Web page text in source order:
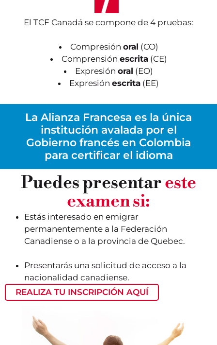
El TCF Canadá se compone de 4 pruebas:
Compresión oral (CO)
Comprensión escrita(CE)
Expresión oral (EO)
Expresión escrita (EE)
La Alianza Francesa es la única
institución avalada por el
Gobierno francés en Colombia
para certificar el idioma
Puedes presentareste
examen si:
Estás interesado en emigrar
permanentemente a la Federación
Canadiense o a la provincia de Quebec.
Presentarás una solicitud de acceso a la
nacionalidad canadiense.
REALIZA TU INSCRIPCIÓN AQUÍ